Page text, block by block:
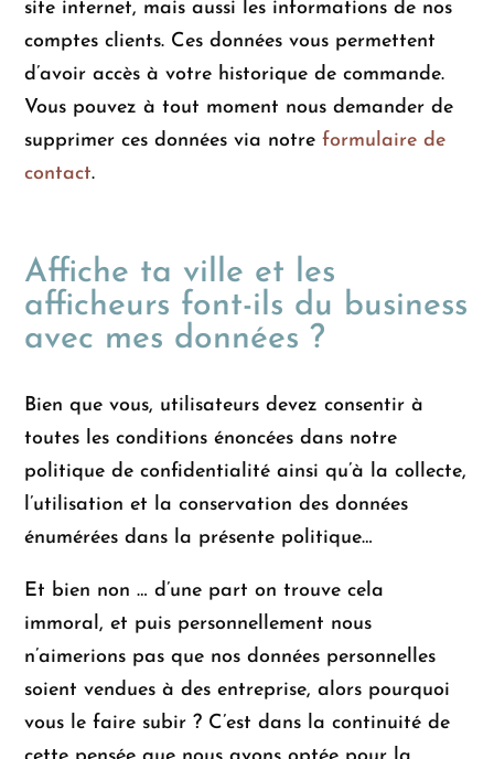
site internet, mais aussi les informations de nos
comptes clients. Ces données vous permettent
d’avoir accès à votre historique de commande.
Vous pouvez à tout moment nous demander de
supprimer ces données via notreformulaire de
contact.
Affiche ta ville et les
afficheurs font-ils du business
avec mes données ?
Bien que vous, utilisateurs devez consentir à
toutes les conditions énoncées dans notre
politique de confidentialité ainsi qu’à la collecte,
l’utilisation et la conservation des données
énumérées dans la présente politique…
Et bien non … d’une part on trouve cela
immoral, et puis personnellement nous
n’aimerions pas que nos données personnelles
soient vendues à des entreprise, alors pourquoi
vous le faire subir ? C’est dans la continuité de